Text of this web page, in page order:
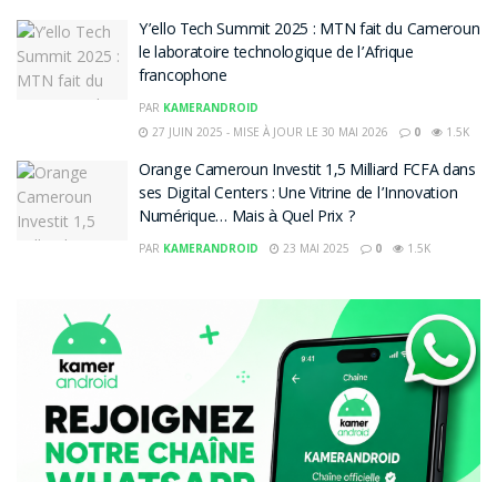
Y’ello Tech Summit 2025 : MTN fait du Cameroun
le laboratoire technologique de l’Afrique
francophone
PAR KAMERANDROID
27 JUIN 2025 - MISE À JOUR LE 30 MAI 2026
0 1.5K
Orange Cameroun Investit 1,5 Milliard FCFA dans
ses Digital Centers : Une Vitrine de l’Innovation
Numérique… Mais à Quel Prix ?
PAR KAMERANDROID 23 MAI 2025 0 1.5K